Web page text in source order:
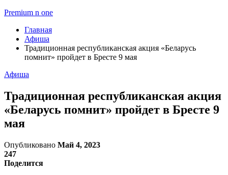
Premium n one
Главная
Афиша
Традиционная республиканская акция «Беларусь
помнит» пройдет в Бресте 9 мая
Афиша
Традиционная республиканская акция
«Беларусь помнит» пройдет в Бресте 9
мая
Опубликовано Май 4, 2023
247
Поделится